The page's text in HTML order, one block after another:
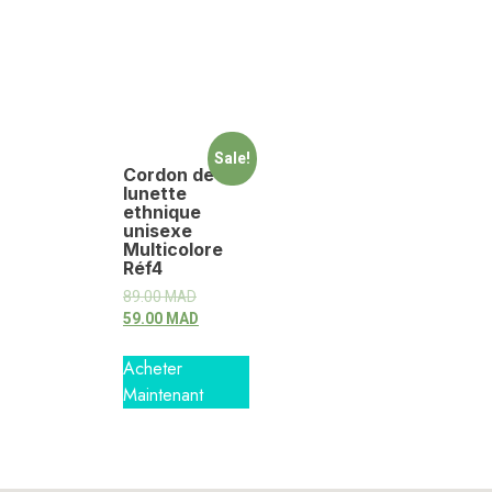
Sale!
Cordon de
lunette
ethnique
unisexe
Multicolore
Réf4
89.00MAD
59.00 MAD
Acheter
Maintenant